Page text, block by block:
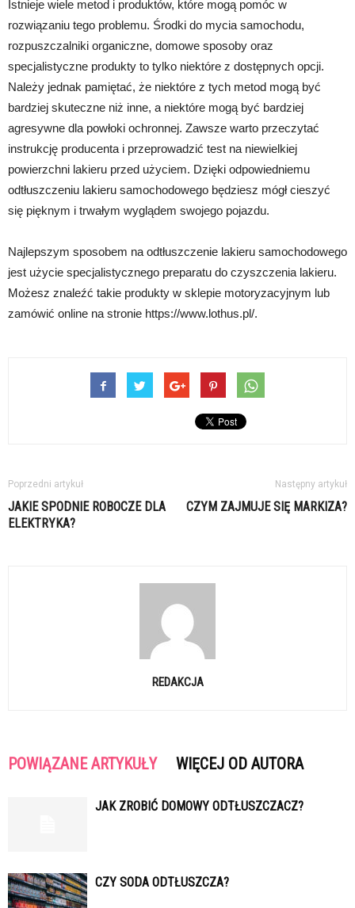
Istnieje wiele metod i produktów, które mogą pomóc w
rozwiązaniu tego problemu. Środki do mycia samochodu,
rozpuszczalniki organiczne, domowe sposoby oraz
specjalistyczne produkty to tylko niektóre z dostępnych opcji.
Należy jednak pamiętać, że niektóre z tych metod mogą być
bardziej skuteczne niż inne, a niektóre mogą być bardziej
agresywne dla powłoki ochronnej. Zawsze warto przeczytać
instrukcję producenta i przeprowadzić test na niewielkiej
powierzchni lakieru przed użyciem. Dzięki odpowiedniemu
odtłuszczeniu lakieru samochodowego będziesz mógł cieszyć
się pięknym i trwałym wyglądem swojego pojazdu.
Najlepszym sposobem na odtłuszczenie lakieru samochodowego
jest użycie specjalistycznego preparatu do czyszczenia lakieru.
Możesz znaleźć takie produkty w sklepie motoryzacyjnym lub
zamówić online na stronie https://www.lothus.pl/.
Poprzedni artykuł
JAKIE SPODNIE ROBOCZE DLA
ELEKTRYKA?
Następny artykuł
CZYM ZAJMUJE SIĘ MARKIZA?
REDAKCJA
POWIĄZANE ARTYKUŁY WIĘCEJ OD AUTORA
JAK ZROBIĆ DOMOWY ODTŁUSZCZACZ?
CZY SODA ODTŁUSZCZA?